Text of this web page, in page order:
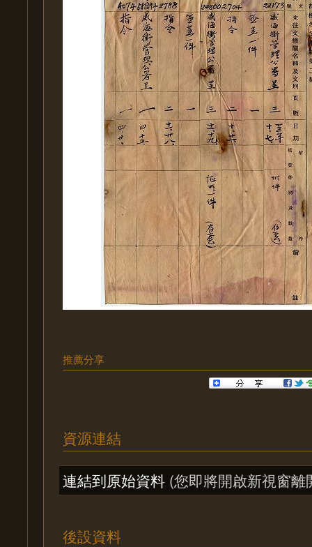
推薦分享
資源連結
連結到原始資料 (您即將開啟新視窗離
後設資料